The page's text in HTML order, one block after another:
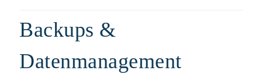
Backups &
Datenmanagement